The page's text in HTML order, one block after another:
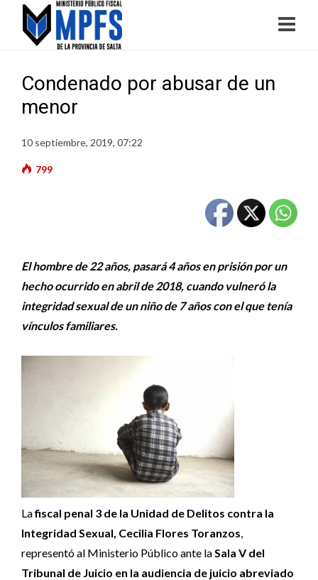
Condenado por abusar de un
menor
10 septiembre, 2019, 07:22
799
El hombre de 22 años, pasará 4 años en prisión por un
hecho ocurrido en abril de 2018, cuando vulneró la
integridad sexual de un niño de 7 años con el que tenía
vínculos familiares.
Lafiscal penal 3 de la Unidad de Delitos contra la
Integridad Sexual, Cecilia Flores Toranzos,
representó al Ministerio Público ante laSala V del
Tribunal de Juicio en la audiencia de juicio abreviado